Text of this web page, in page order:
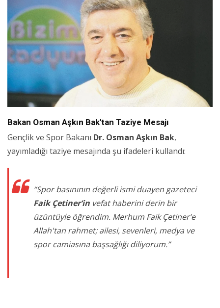
Bakan Osman Aşkın Bak'tan Taziye Mesajı
Gençlik ve Spor Bakanı Dr. Osman Aşkın Bak,
yayımladığı taziye mesajında şu ifadeleri kullandı:
“Spor basınının değerli ismi duayen gazeteci
Faik Çetiner’in vefat haberini derin bir
üzüntüyle öğrendim. Merhum Faik Çetiner’e
Allah'tan rahmet; ailesi, sevenleri, medya ve
spor camiasına başsağlığı diliyorum.”